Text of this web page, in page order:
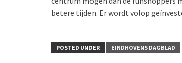
betere tijden. Er wordt volop
POSTED UNDER EINDHOVENS DAGBLAD